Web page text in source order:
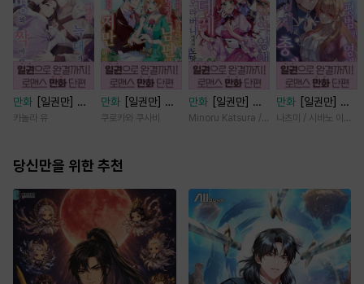
만화
[일권만] 죽
을 뻔한 늑대가 운
카놀라 유
만화
[일권만] 내
게 간섭하지 않겠
바라봅니다 [단행
쿠로카와 쿠사비
만화
[일권만] 기
억상실 악역 영애
본]
Minoru Katsura / Mizune
만화
[일권만] 모
든 것을 포기한 평
나츠미 / 시바노 이즈미
당신만을 위한 추천